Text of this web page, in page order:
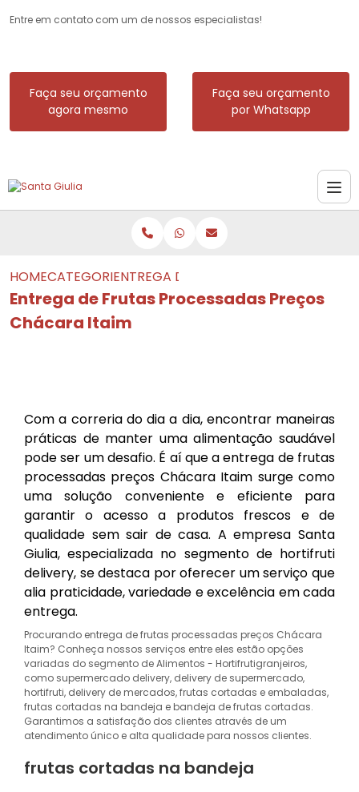
Entre em contato com um de nossos especialistas!
Faça seu orçamento
agora mesmo
Faça seu orçamento
por Whatsapp
HOMECATEGORIASENTREGA DE FRUTAS PROCESSADAS
Entrega de Frutas Processadas Preços
Chácara Itaim
Com a correria do dia a dia, encontrar maneiras
práticas de manter uma alimentação saudável
pode ser um desafio. É aí que a entrega de frutas
processadas preços Chácara Itaim surge como
uma solução conveniente e eficiente para
garantir o acesso a produtos frescos e de
qualidade sem sair de casa. A empresa Santa
Giulia, especializada no segmento de hortifruti
delivery, se destaca por oferecer um serviço que
alia praticidade, variedade e excelência em cada
entrega.
Procurando entrega de frutas processadas preços Chácara
Itaim? Conheça nossos serviços entre eles estão opções
variadas do segmento de Alimentos - Hortifrutigranjeiros,
como supermercado delivery, delivery de supermercado,
hortifruti, delivery de mercados, frutas cortadas e embaladas,
frutas cortadas na bandeja e bandeja de frutas cortadas.
Garantimos a satisfação dos clientes através de um
atendimento único e alta qualidade para nossos clientes.
frutas cortadas na bandeja